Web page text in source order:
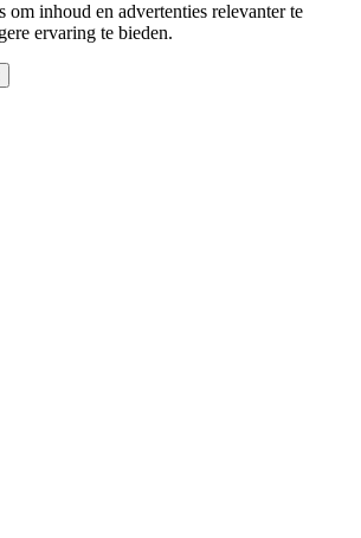
om inhoud en advertenties relevanter te
ervaring te bieden.